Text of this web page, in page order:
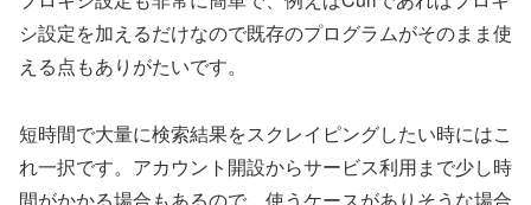
シ設定を加えるだけなので既存のプログラムがそのまま使
える点もありがたいです。
短時間で大量に検索結果をスクレイピングしたい時にはこ
れ一択です。アカウント開設からサービス利用まで少し時
間がかかる場合もあるので、使うケースがありそうな場合